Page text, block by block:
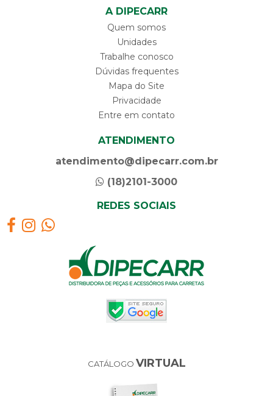
A DIPECARR
Quem somos
Unidades
Trabalhe conosco
Dúvidas frequentes
Mapa do Site
Privacidade
Entre em contato
ATENDIMENTO
atendimento@dipecarr.com.br
(18)2101-3000
REDES SOCIAIS
CATÁLOGO VIRTUAL